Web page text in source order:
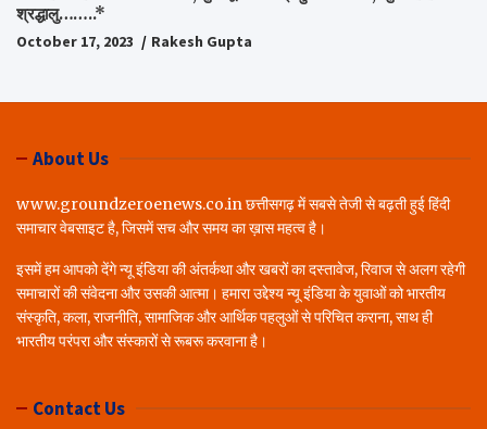
श्रद्धालु……..*
October 17, 2023 Rakesh Gupta
About Us
www.groundzeroenews.co.in छत्तीसगढ़ में सबसे तेजी से बढ़ती हुई हिंदी
समाचार वेबसाइट है, जिसमें सच और समय का ख़ास महत्व है।
इसमें हम आपको देंगे न्यू इंडिया की अंतर्कथा और खबरों का दस्तावेज, रिवाज से अलग रहेगी
समाचारों की संवेदना और उसकी आत्मा। हमारा उद्देश्य न्यू इंडिया के युवाओं को भारतीय
संस्कृति, कला, राजनीति, सामाजिक और आर्थिक पहलुओं से परिचित कराना, साथ ही
भारतीय परंपरा और संस्कारों से रूबरू करवाना है।
Contact Us